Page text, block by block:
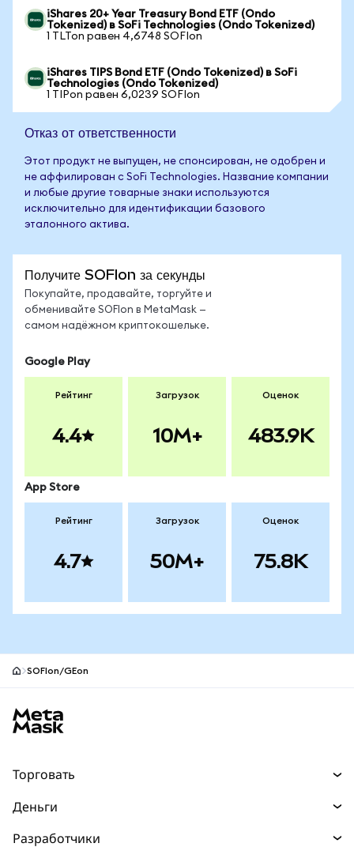
iShares 20+ Year Treasury Bond ETF (Ondo
Tokenized) в SoFi Technologies (Ondo Tokenized)
1 TLTon равен 4,6748 SOFIon
iShares TIPS Bond ETF (Ondo Tokenized) в SoFi
Technologies (Ondo Tokenized)
1 TIPon равен 6,0239 SOFIon
Отказ от ответственности
Этот продукт не выпущен, не спонсирован, не одобрен и
не аффилирован с SoFi Technologies. Название компании
и любые другие товарные знаки используются
исключительно для идентификации базового
эталонного актива.
Получите SOFIon за секунды
Покупайте, продавайте, торгуйте и
обменивайте SOFIon в MetaMask —
самом надёжном криптокошельке.
Google Play
Рейтинг
4.4
Загрузок
10M+
Оценок
483.9K
App Store
Рейтинг
4.7
Загрузок
50M+
Оценок
75.8K
SOFIon/GEon
Торговать
Деньги
Разработчики